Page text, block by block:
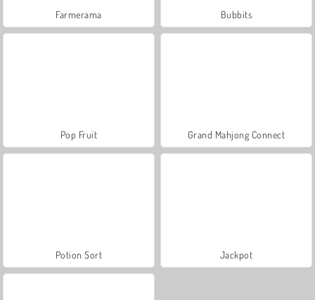
Farmerama Bubbits
Pop Fruit Grand Mahjong Connect
Potion Sort Jackpot